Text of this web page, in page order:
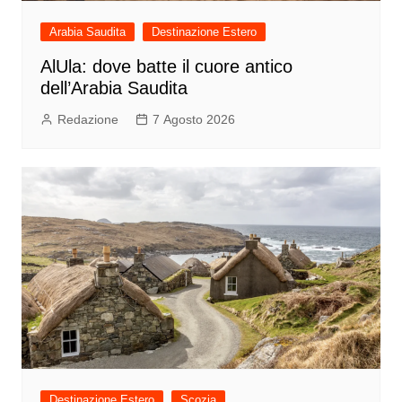
Arabia Saudita Destinazione Estero
AlUla: dove batte il cuore antico
dell’Arabia Saudita
Redazione 7 Agosto 2026